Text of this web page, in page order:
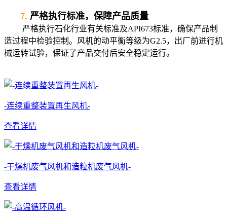
7. 严格执行标准，保障产品质量
严格执行石化行业有关标准及API673标准，确保产品制
造过程中检验控制。风机的动平衡等级为G2.5，出厂前进行机
械运转试验，保证了产品交付后安全稳定运行。
-连续重整装置再生风机-
查看详情
-干燥机废气风机和造粒机废气风机-
查看详情